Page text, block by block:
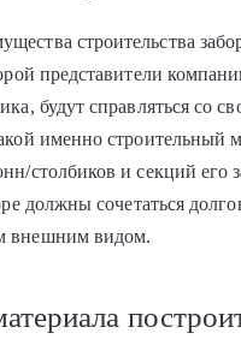
строительства
представители
будут справляться со
именно строительный
столбиков и секций его
должны сочетаться
внешним видом.